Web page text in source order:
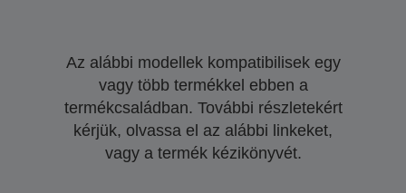
Az alábbi modellek kompatibilisek egy
vagy több termékkel ebben a
termékcsaládban. További részletekért
kérjük, olvassa el az alábbi linkeket,
vagy a termék kézikönyvét.